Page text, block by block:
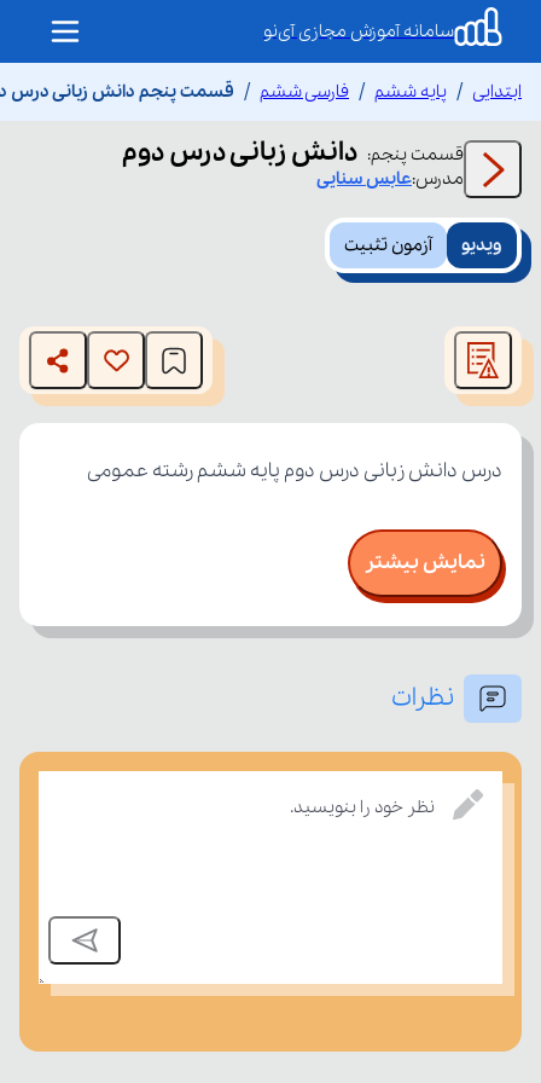
سامانه آموزش مجازی آی‌نو
ابتدایی پایه ششم فارسی ششم قسمت پنجم دانش زبانی درس
قسمت پنجم: دانش زبانی درس دوم
مدرس:عابسسنایی
ویدیو آزمون تثبیت
modal
window.
The media could not be loaded, either because the server
or network failed or because the format is not supported.
درس دانش زبانی درس دوم پایه ششم رشته عمومی
نمایش بیشتر
نظرات
نظر خود را بنویسید.